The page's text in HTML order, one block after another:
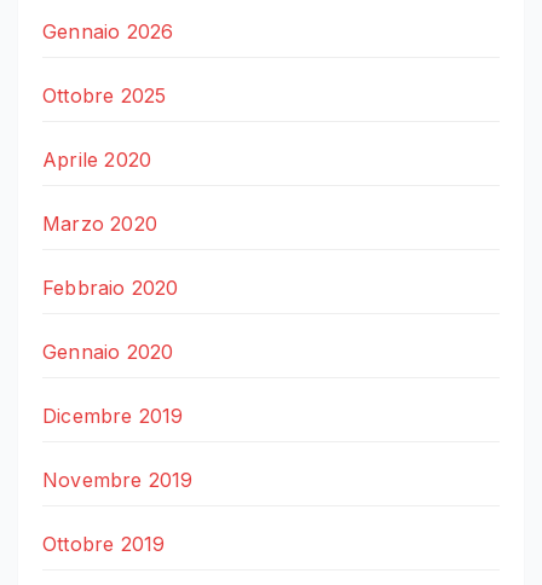
Gennaio 2026
Ottobre 2025
Aprile 2020
Marzo 2020
Febbraio 2020
Gennaio 2020
Dicembre 2019
Novembre 2019
Ottobre 2019